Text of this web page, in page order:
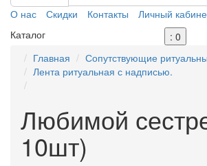
О нас Скидки Контакты
Личный
Каталог
: 0
Главная
Сопутствующие
Лента ритуальная с надписью.
Любимой
10шт)